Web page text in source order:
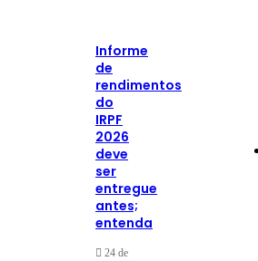
Informe
de
rendimentos
do
IRPF
2026
deve
ser
entregue
antes;
entenda
24 de